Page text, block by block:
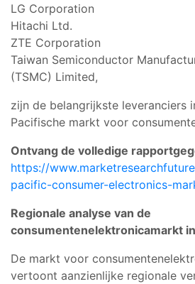
LG Corporation
Hitachi Ltd.
ZTE Corporation
Taiwan Semiconductor
(TSMC) Limited,
zijn de belangrijkste leveranciers
Pacifische markt voor
Ontvang de volledige
https://
pacific-consumer-electronics-
Regionale analyse van de
consumentenelektronicamarkt
De markt voor
vertoont aanzienlijke regionale